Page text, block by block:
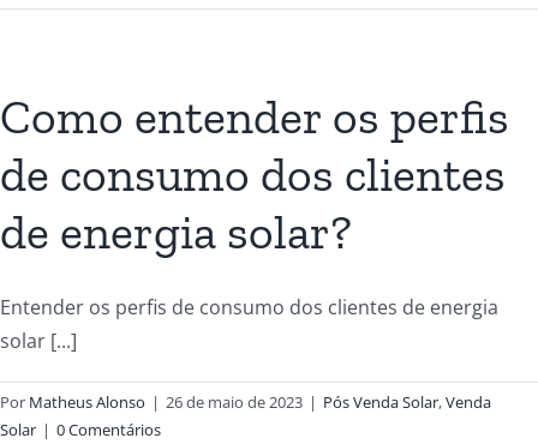
Como entender os perfis
de consumo dos clientes
de energia solar?
Entender os perfis de consumo dos clientes de energia
solar [...]
Por Matheus Alonso | 26 de maio de 2023 | Pós Venda Solar,Venda
Solar | 0 Comentários